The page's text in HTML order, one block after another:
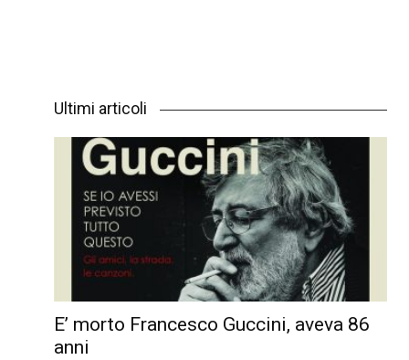
Ultimi articoli
E’ morto Francesco Guccini, aveva 86
anni